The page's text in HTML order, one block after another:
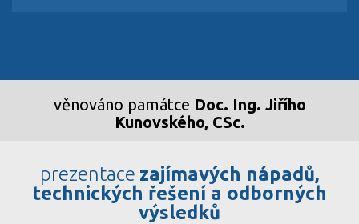
věnováno památce Doc. Ing. Jiřího
Kunovského, CSc.
prezentace zajímavých nápadů,
technických řešení a odborných
výsledků